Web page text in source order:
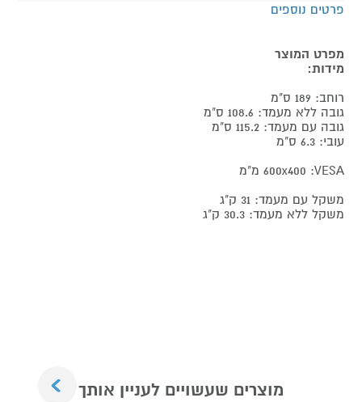
פרטים נוספים
מפרט המוצר
מידות:
רוחב: 189 ס"מ
גובה ללא מעמד: 108.6 ס"מ
גובה עם מעמד: 115.2 ס"מ
עובי: 6.3 ס"מ
600x400 :VESA מ"מ
משקל עם מעמד: 31 ק"ג
משקל ללא מעמד: 30.3 ק"ג
מוצרים שעשויים לעניין אותך